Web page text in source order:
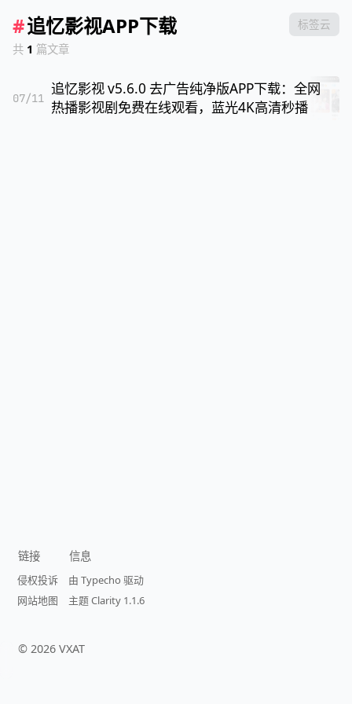
标签云
#追忆影视APP下载
共 1 篇文章
07/11
追忆影视 v5.6.0 去广告纯净版APP下载：全网
热播影视剧免费在线观看，蓝光4K高清秒播
链接
侵权投诉
网站地图
信息
由 Typecho 驱动
主题 Clarity 1.1.6
©2026 VXAT